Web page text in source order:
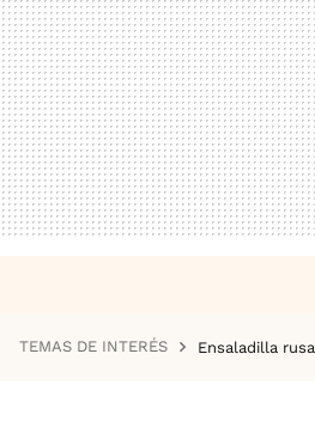
TEMAS DE INTERÉS Ensaladilla rusa